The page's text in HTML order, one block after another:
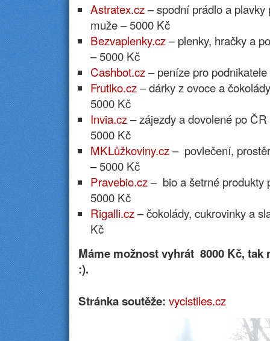
Astratex.cz– spodní prádlo a plavky
muže – 5000 Kč
Bezvaplenky.cz– plenky, hračky a
– 5000 Kč
Cashbot.cz– peníze pro
Frutiko.cz– dárky z ovoce a
5000 Kč
Invia.cz– zájezdy a dovolené po
5000 Kč
MKLůžkoviny.cz– povlečení,
– 5000 Kč
Pravebio.cz– bio a šetrné produkty
5000 Kč
Rigalli.cz– čokolády, cukrovinky a
Kč
Máme možnost vyhrát 8000 Kč, tak
:).
Stránka soutěže: vycistiles.cz